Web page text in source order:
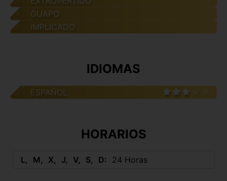
GUAPO
IMPLICADO
IDIOMAS
ESPAÑOL
HORARIOS
L M X J V S D 24 Horas